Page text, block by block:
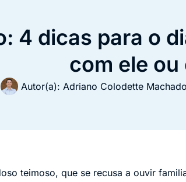
4 dicas para o
com ele ou
Autor(a): Adriano Colodette Machado
teimoso, que se recusa a ouvir